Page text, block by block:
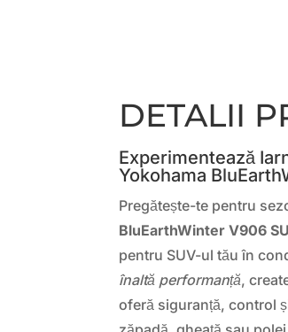
DETALII
Experimentează
Yokohama
Pregătește-te pentru
BluEarthWinter V906
pentru SUV-ul tău în
înaltă performanță,
oferă siguranță, control